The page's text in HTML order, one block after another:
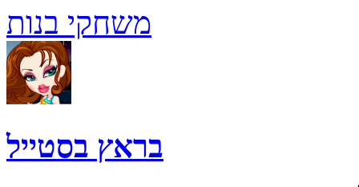
משחקי בנות
בראץ בסטייל